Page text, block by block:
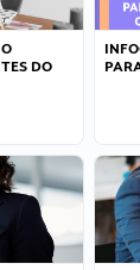
DO